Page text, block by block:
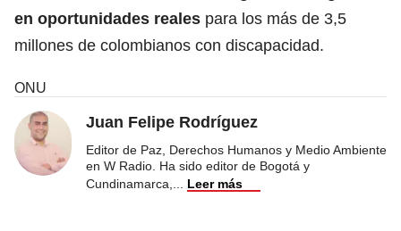
en oportunidades reales para los más de 3,5
millones de colombianos con discapacidad.
ONU
Juan Felipe Rodríguez
Editor de Paz, Derechos Humanos y Medio Ambiente
en W Radio. Ha sido editor de Bogotá y
Cundinamarca,
Leer más